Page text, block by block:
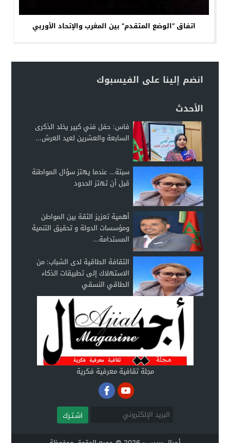
اتفاق “الوضع المتقدم” بين المغرب والإتحاد الأوربي
انضم إلينا على الفيسبوك
الأحدث
فاس: حفل فني كبير يخلد الذكرى
السابعة والعشرين لعيد العرش...
سبتة… عندما يهتز سؤال المواطنة
قبل أن تهتز الحدود
أهمية تعزيز الثقة بين المواطن
ومؤسسات الدولة و تحقيق التنمية
المستدامة...
الثقافة الطاقية لدى الشباب: من
الاستهلاك إلى تطبيقات الذكاء
الطاقي النسقي
مجلة ثقافية معرفية فكرية
اشـتـرك